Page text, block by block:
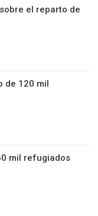
el reparto de
de 120 mil
mil refugiados